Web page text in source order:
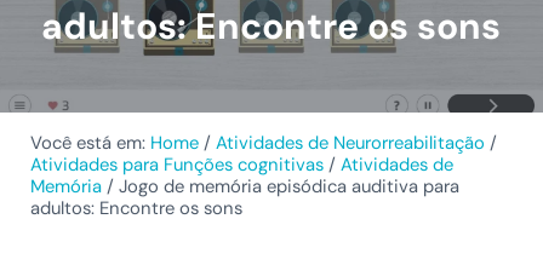
adultos: Encontre os sons
Você está em: Home / Atividades de Neurorreabilitação /
Atividades para Funções cognitivas / Atividades de
Memória / Jogo de memória episódica auditiva para
adultos: Encontre os sons